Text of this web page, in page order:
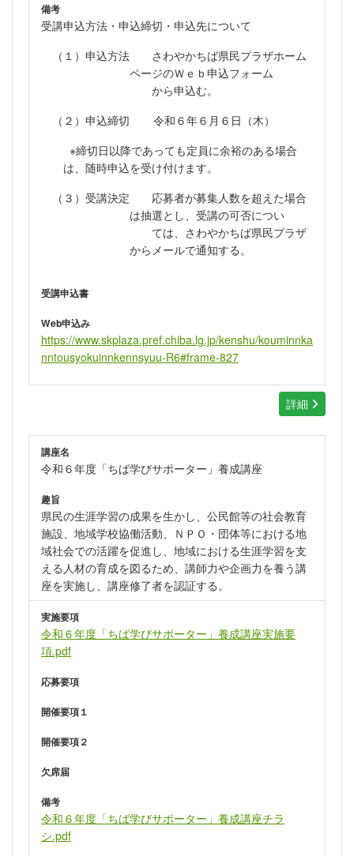
備考
受講申込方法・申込締切・申込先について
（１）申込方法 さわやかちば県民プラザホーム
ページのＷｅｂ申込フォーム
から申込む。
（２）申込締切 令和６年６月６日（木）
※締切日以降であっても定員に余裕のある場合
は、随時申込を受け付けます。
（３）受講決定 応募者が募集人数を超えた場合
は抽選とし、受講の可否につい
ては、 さわやかちば県民プラザ
からメールで通知する。
受講申込書
Web申込み
https://www.skplaza.pref.chiba.lg.jp/kenshu/kouminnka
nntousyokuinnkennsyuu-R6#frame-827
詳細
講座名
令和６年度「ちば学びサポーター」養成講座
趣旨
県民の生涯学習の成果を生かし、公民館等の社会教育
施設、地域学校協働活動、ＮＰＯ・団体等における地
域社会での活躍を促進し、地域における生涯学習を支
える人材の育成を図るため、講師力や企画力を養う講
座を実施し、講座修了者を認証する。
実施要項
令和６年度「ちば学びサポーター」養成講座実施要
項.pdf
応募要項
開催要項１
開催要項２
欠席届
備考
令和６年度「ちば学びサポーター」養成講座チラ
シ.pdf